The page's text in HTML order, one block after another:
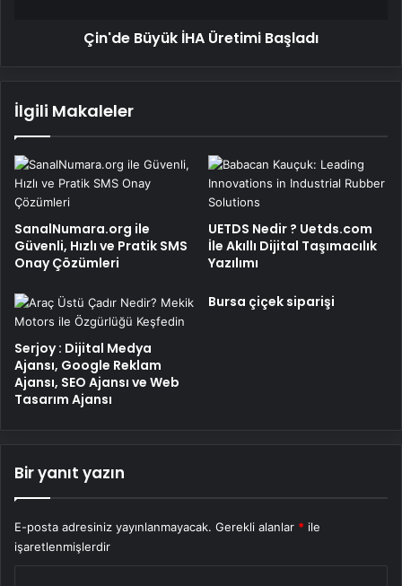
Çin'de Büyük İHA Üretimi Başladı
İlgili Makaleler
SanalNumara.org ile
Güvenli, Hızlı ve Pratik SMS
Onay Çözümleri
UETDS Nedir ? Uetds.com
İle Akıllı Dijital Taşımacılık
Yazılımı
Serjoy : Dijital Medya
Ajansı, Google Reklam
Ajansı, SEO Ajansı ve Web
Tasarım Ajansı
Bursa çiçek siparişi
Bir yanıt yazın
E-posta adresiniz yayınlanmayacak. Gerekli alanlar * ile
işaretlenmişlerdir